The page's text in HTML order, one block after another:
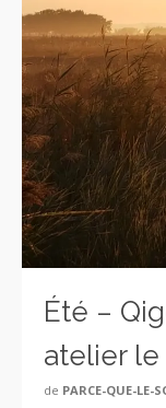
Été –
atelier le
de PARCE-QUE-LE-